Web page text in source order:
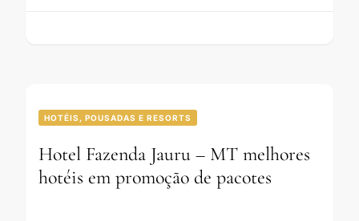
HOTÉIS, POUSADAS E RESORTS
Hotel Fazenda Jauru – MT melhores
hotéis em promoção de pacotes